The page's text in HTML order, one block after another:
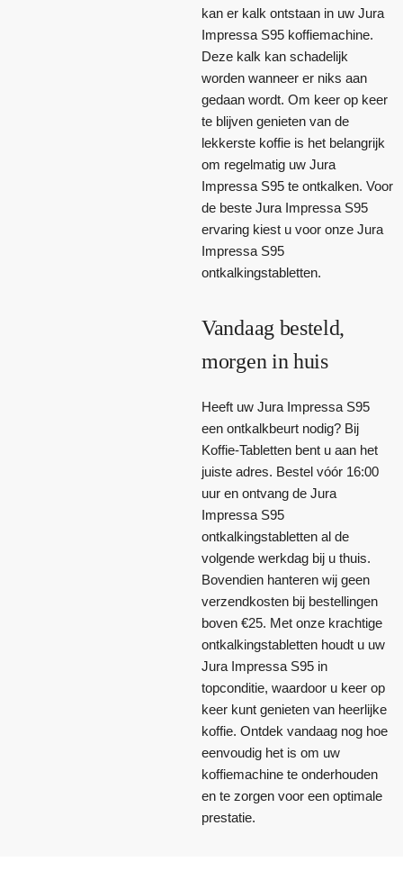
kan er kalk ontstaan in uw Jura
Impressa S95 koffiemachine.
Deze kalk kan schadelijk
worden wanneer er niks aan
gedaan wordt. Om keer op keer
te blijven genieten van de
lekkerste koffie is het belangrijk
om regelmatig uw Jura
Impressa S95 te ontkalken. Voor
de beste Jura Impressa S95
ervaring kiest u voor onze Jura
Impressa S95
ontkalkingstabletten.
Vandaag besteld,
morgen in huis
Heeft uw Jura Impressa S95
een ontkalkbeurt nodig? Bij
Koffie-Tabletten bent u aan het
juiste adres. Bestel vóór 16:00
uur en ontvang de Jura
Impressa S95
ontkalkingstabletten al de
volgende werkdag bij u thuis.
Bovendien hanteren wij geen
verzendkosten bij bestellingen
boven €25. Met onze krachtige
ontkalkingstabletten houdt u uw
Jura Impressa S95 in
topconditie, waardoor u keer op
keer kunt genieten van heerlijke
koffie. Ontdek vandaag nog hoe
eenvoudig het is om uw
koffiemachine te onderhouden
en te zorgen voor een optimale
prestatie.